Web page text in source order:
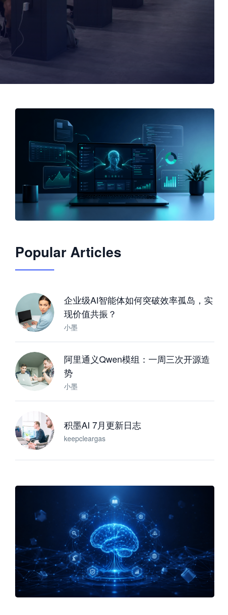
JimoClaw 桌面 AI Agent 工作台
Popular Articles
企业级AI智能体如何突破效率孤岛，实
现价值共振？
小墨
阿里通义Qwen模组：一周三次开源造
势
小墨
积墨AI 7月更新日志
keepcleargas